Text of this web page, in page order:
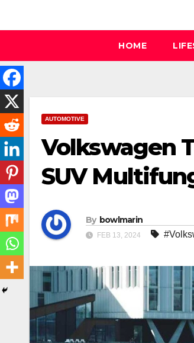
HOME
AUTOMOTIVE
Volkswagen
SUV
By bowlmarin
FEB 13, 2024